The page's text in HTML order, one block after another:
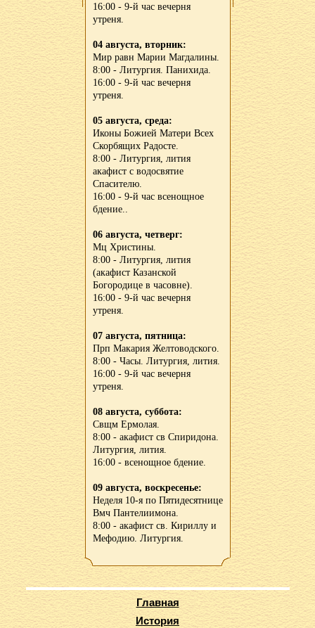
16:00 - 9-й час вечерня
утреня.
04 августа, вторник:
Мир равн Марии Магдалины.
8:00 - Литургия. Панихида.
16:00 - 9-й час вечерня
утреня.
05 августа, среда:
Иконы Божией Матери Всех
Скорбящих Радосте.
8:00 - Литургия, лития
акафист с водосвятие
Спасителю.
16:00 - 9-й час всенощное
бдение..
06 августа, четверг:
Мц Христины.
8:00 - Литургия, лития
(акафист Казанской
Богородице в часовне).
16:00 - 9-й час вечерня
утреня.
07 августа, пятница:
Прп Макария Желтоводского.
8:00 - Часы. Литургия, лития.
16:00 - 9-й час вечерня
утреня.
08 августа, суббота:
Свщм Ермолая.
8:00 - акафист св Спиридона.
Литургия, лития.
16:00 - всенощное бдение.
09 августа, воскресенье:
Неделя 10-я по Пятидесятнице
Вмч Пантелиимона.
8:00 - акафист св. Кириллу и
Мефодию. Литургия.
Главная
История